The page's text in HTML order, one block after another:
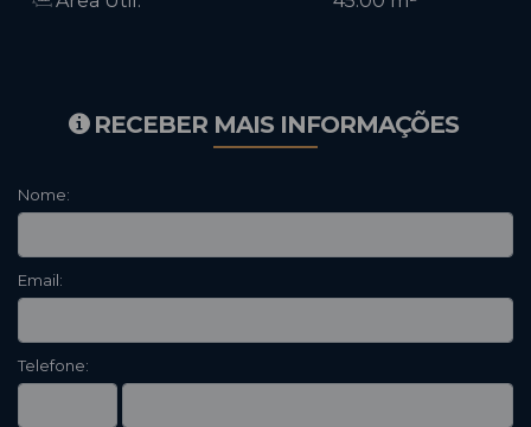
RECEBER MAIS INFORMAÇÕES
Nome:
Email:
Telefone: